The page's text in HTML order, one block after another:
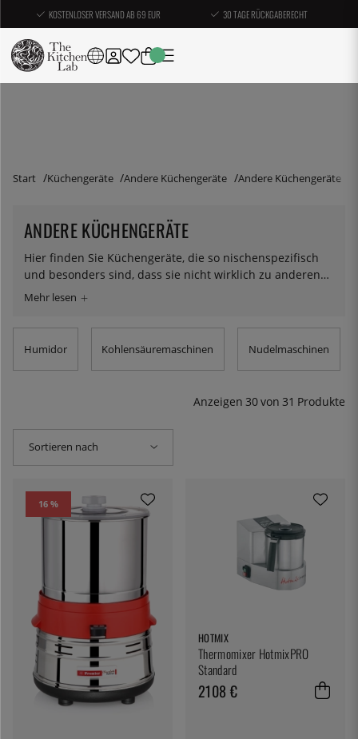
KOSTENLOSER VERSAND AB 69 EUR 30 TAGE RÜCKGABERECHT
Start Küchengeräte Andere Küchengeräte Andere Küchengeräte
ANDERE KÜCHENGERÄTE
Hier finden Sie Küchengeräte, die so nischenspezifisch
und besonders sind, dass sie nicht wirklich zu anderen
Maschinen passen.
Humidor Kohlensäuremaschinen Nudelmaschinen
Anzeigen 30von 31 Produkte
Sortieren nach
16 %
HOTMIX
Thermomixer HotmixPRO
Standard
2108 €